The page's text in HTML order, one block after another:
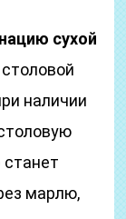
сухой
наличии
станет
марлю,